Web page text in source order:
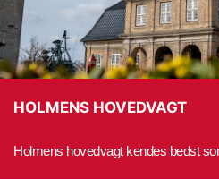
HOLMENS HOVEDVAGT
Holmens hovedvagt kendes bedst